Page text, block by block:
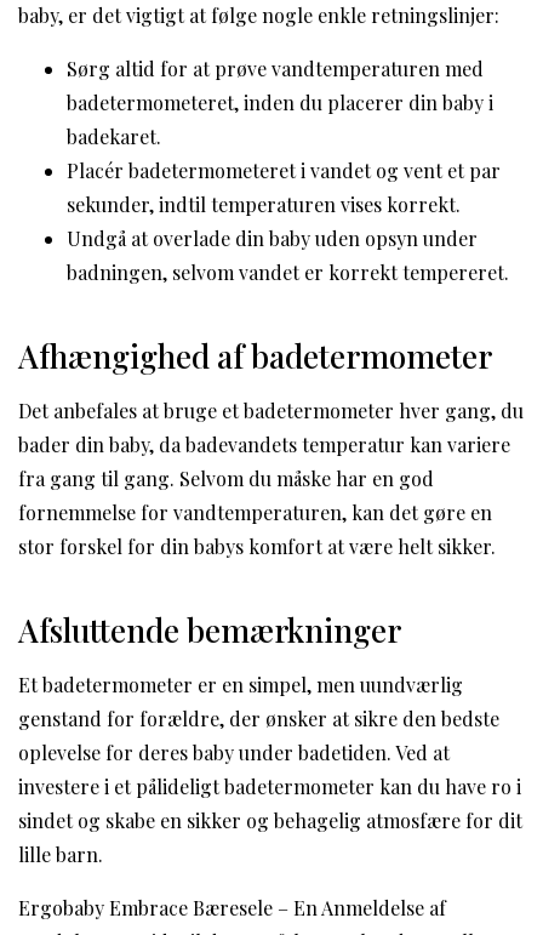
baby, er det vigtigt at følge nogle enkle retningslinjer:
Sørg altid for at prøve vandtemperaturen med
badetermometeret, inden du placerer din baby i
badekaret.
Placér badetermometeret i vandet og vent et par
sekunder, indtil temperaturen vises korrekt.
Undgå at overlade din baby uden opsyn under
badningen, selvom vandet er korrekt tempereret.
Afhængighed af badetermometer
Det anbefales at bruge et badetermometer hver gang, du
bader din baby, da badevandets temperatur kan variere
fra gang til gang. Selvom du måske har en god
fornemmelse for vandtemperaturen, kan det gøre en
stor forskel for din babys komfort at være helt sikker.
Afsluttende bemærkninger
Et badetermometer er en simpel, men uundværlig
genstand for forældre, der ønsker at sikre den bedste
oplevelse for deres baby under badetiden. Ved at
investere i et pålideligt badetermometer kan du have ro i
sindet og skabe en sikker og behagelig atmosfære for dit
lille barn.
Ergobaby Embrace Bæresele – En Anmeldelse af